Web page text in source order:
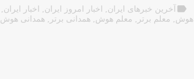
label آخرین خبرهای ایران , اخبار امروز ایران , اخبار ایران ,
هوش , معلم برتر , معلم هوش , همدانی برتر , همدانی هوش